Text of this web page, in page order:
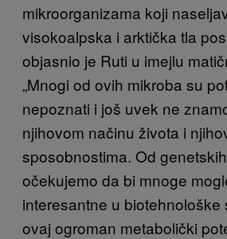
mikroorganizama koji
visokoalpska i arktička tla
objasnio je Ruti u imejlu
„Mnogi od ovih mikroba su
nepoznati i još uvek ne
njihovom načinu života i
sposobnostima. Od
očekujemo da bi mnoge
interesantne u biotehnološke
ovaj ogroman metabolički